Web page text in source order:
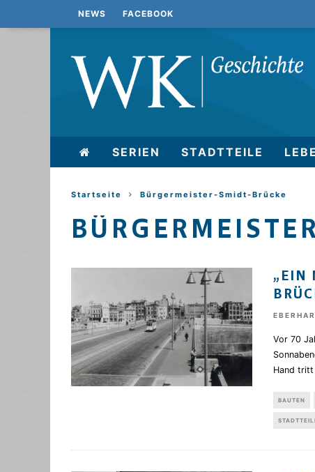
NEWS FACEBOOK
SERIEN STADTTEILE
Startseite Bürgermeister-Smidt-Brücke
„EIN
Vor 70
Hand tritt
BAUTEN